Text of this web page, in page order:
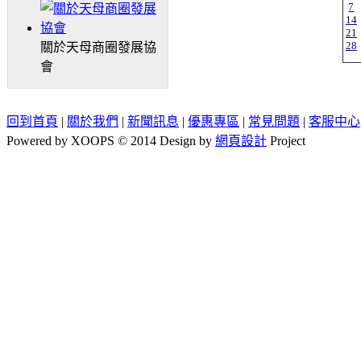
關於天母商圈發展協
會
7
14
21
28
回到首頁 | 關於我們 | 新聞訊息 | 優惠專區 | 常見問題 | 客服中心
Powered by XOOPS © 2014 Design by 網頁設計 Project